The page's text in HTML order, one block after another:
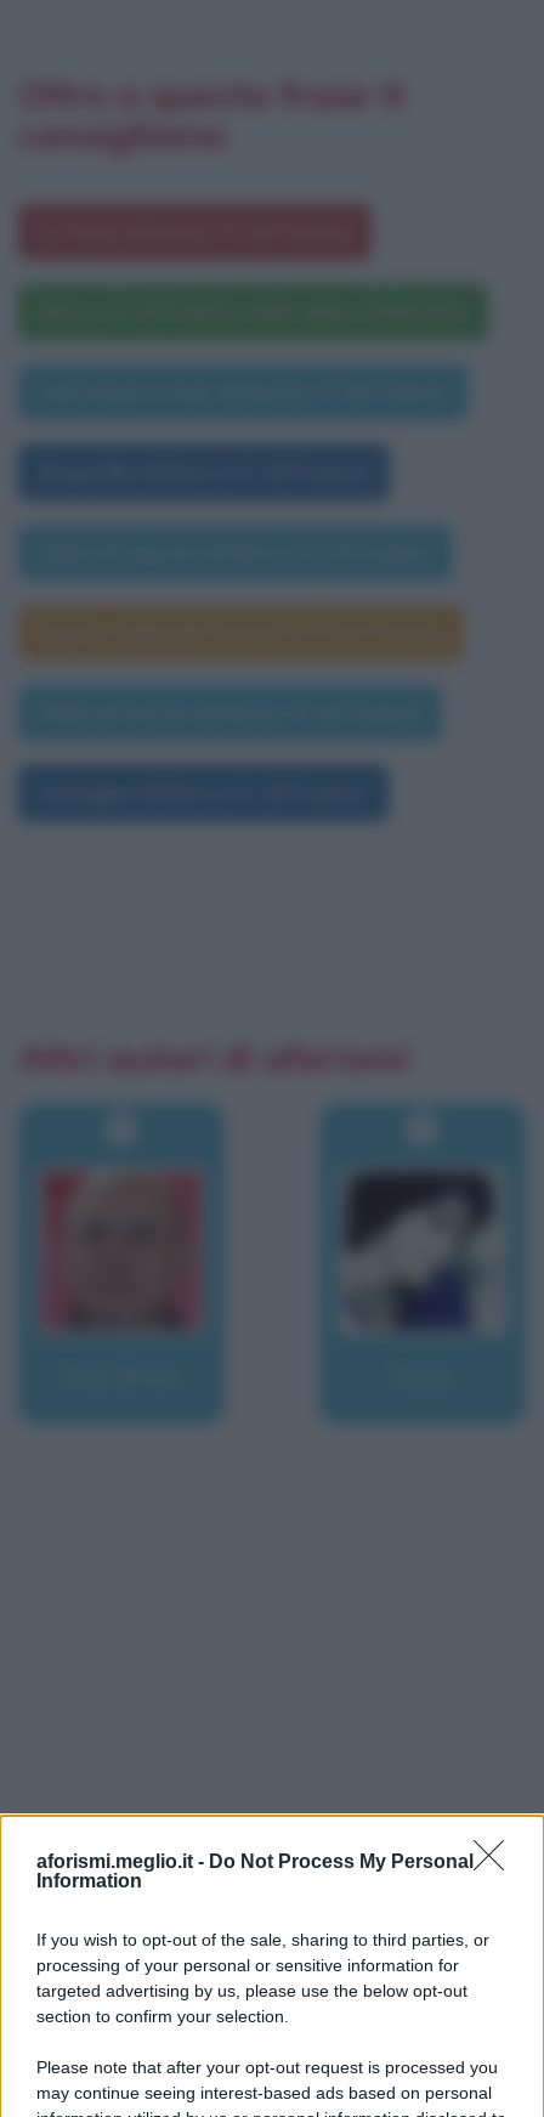
aforismi.meglio.it - Do Not Process My Personal
Information
If you wish to opt-out of the sale, sharing to third parties, or
processing of your personal or sensitive information for
targeted advertising by us, please use the below opt-out
section to confirm your selection.
Please note that after your opt-out request is processed you
may continue seeing interest-based ads based on personal
Ricevi LE FRASI PIÙ BELLE via e-mail
E-mail